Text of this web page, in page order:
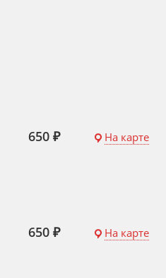
650 ₽ На карте
650 ₽ На карте